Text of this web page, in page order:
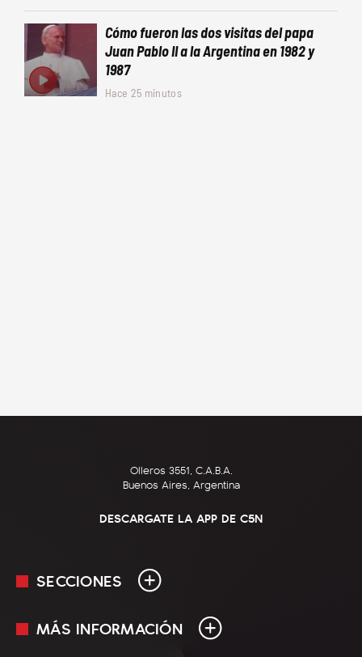
Cómo fueron las dos visitas del papa
Juan Pablo II a la Argentina en 1982 y
1987
Hace 25 minutos
Olleros 3551, C.A.B.A.
Buenos Aires, Argentina
DESCARGATE LA APP DE C5N
SECCIONES
En Vivo
MÁS INFORMACIÓN